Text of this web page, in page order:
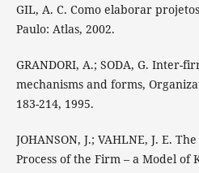
GIL, A. C. Como elaborar
Paulo: Atlas, 2002.
GRANDORI, A.; SODA, G. Inter-
mechanisms and forms,
183-214, 1995.
JOHANSON, J.; VAHLNE, J. E.
Process of the Firm – a Model of